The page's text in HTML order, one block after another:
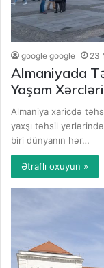
google google 23
Almaniyada
Yaşam
Almaniya xaricdə
yaxşı təhsil
biri dünyanın hər…
Ətraflı oxuyun »